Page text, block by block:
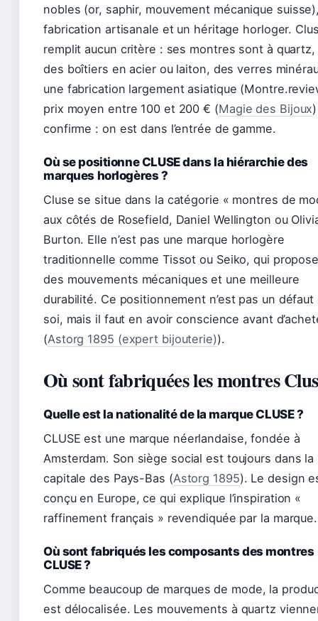
nobles (or, saphir, mouvement mécanique
fabrication artisanale et un héritage horloger.
remplit aucun critère : ses montres sont à quartz,
des boîtiers en acier ou laiton, des verres
une fabrication largement asiatique
prix moyen entre 100 et 200 € (Magie des Bijoux
confirme : on est dans l’entrée de gamme.
Où se positionne CLUSE dans la hiérarchie des
marques horlogères ?
Cluse se situe dans la catégorie « montres de
aux côtés de Rosefield, Daniel Wellington ou
Burton. Elle n’est pas une marque horlogère
traditionnelle comme Tissot ou Seiko, qui
des mouvements mécaniques et une meilleure
durabilité. Ce positionnement n’est pas un défaut
soi, mais il faut en avoir conscience avant
(Astorg 1895 (expert bijouterie)).
Où sont fabriquées les montres
Quelle est la nationalité de la marque CLUSE ?
CLUSE est une marque néerlandaise, fondée à
Amsterdam. Son siège social est toujours dans la
capitale des Pays-Bas (Astorg 1895). Le design
conçu en Europe, ce qui explique l’inspiration «
raffinement français » revendiquée par la marque.
Où sont fabriqués les composants des montres
CLUSE ?
Comme beaucoup de marques de mode, la
est délocalisée. Les mouvements à quartz